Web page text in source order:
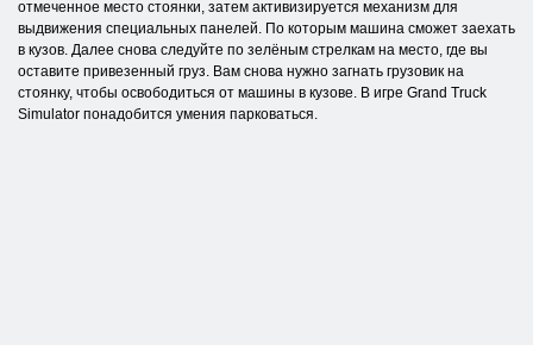
отмеченное место стоянки, затем активизируется механизм для
выдвижения специальных панелей. По которым машина сможет заехать
в кузов. Далее снова следуйте по зелёным стрелкам на место, где вы
оставите привезенный груз. Вам снова нужно загнать грузовик на
стоянку, чтобы освободиться от машины в кузове. В игре Grand Truck
Simulator понадобится умения парковаться.